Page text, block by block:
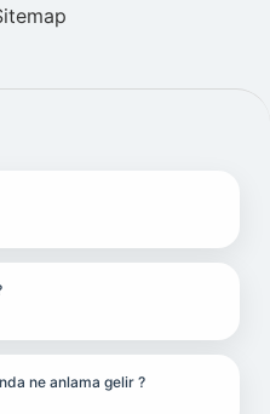
ne anlama gelir ?